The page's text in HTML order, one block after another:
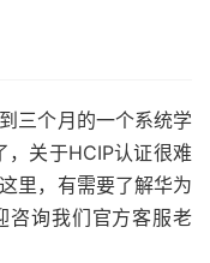
三个月的一个系统学
，关于HCIP认证很难
里，有需要了解华为
咨询我们官方客服老